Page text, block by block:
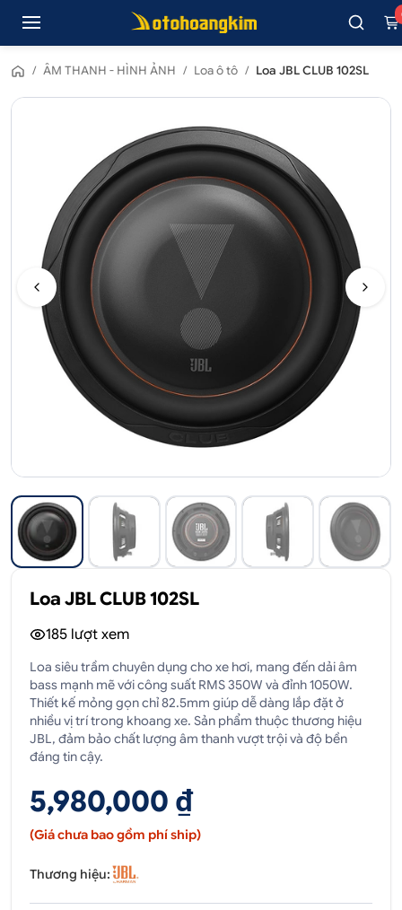
/ ÂM THANH - HÌNH ẢNH / Loa ô tô / Loa JBL CLUB 102SL
Loa JBL CLUB 102SL
185 lượt xem
Loa siêu trầm chuyên dụng cho xe hơi, mang đến dải âm
bass mạnh mẽ với công suất RMS 350W và đỉnh 1050W.
Thiết kế mỏng gọn chỉ 82.5mm giúp dễ dàng lắp đặt ở
nhiều vị trí trong khoang xe. Sản phẩm thuộc thương hiệu
JBL, đảm bảo chất lượng âm thanh vượt trội và độ bền
đáng tin cậy.
5,980,000 ₫
(Giá chưa bao gồm phí ship)
Thương hiệu: